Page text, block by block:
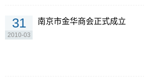
31
2010-03
南京市金华商会正式成立